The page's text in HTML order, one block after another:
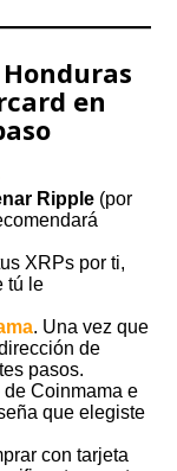
en
Ripple (por
XRPs por ti,
tú le
. Una vez que
de
pasos.
Coinmama e
que elegiste
con tarjeta